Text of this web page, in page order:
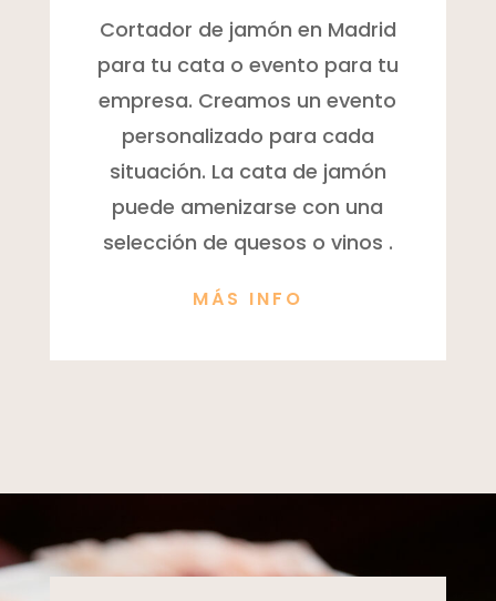
Cortador de jamón en Madrid
para tu cata o evento para tu
empresa. Creamos un evento
personalizado para cada
situación. La cata de jamón
puede amenizarse con una
selección de quesos o vinos .
MÁS INFO